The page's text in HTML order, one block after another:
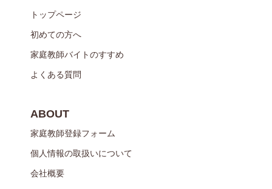
トップページ
初めての方へ
家庭教師バイトのすすめ
よくある質問
ABOUT
家庭教師登録フォーム
個人情報の取扱いについて
会社概要